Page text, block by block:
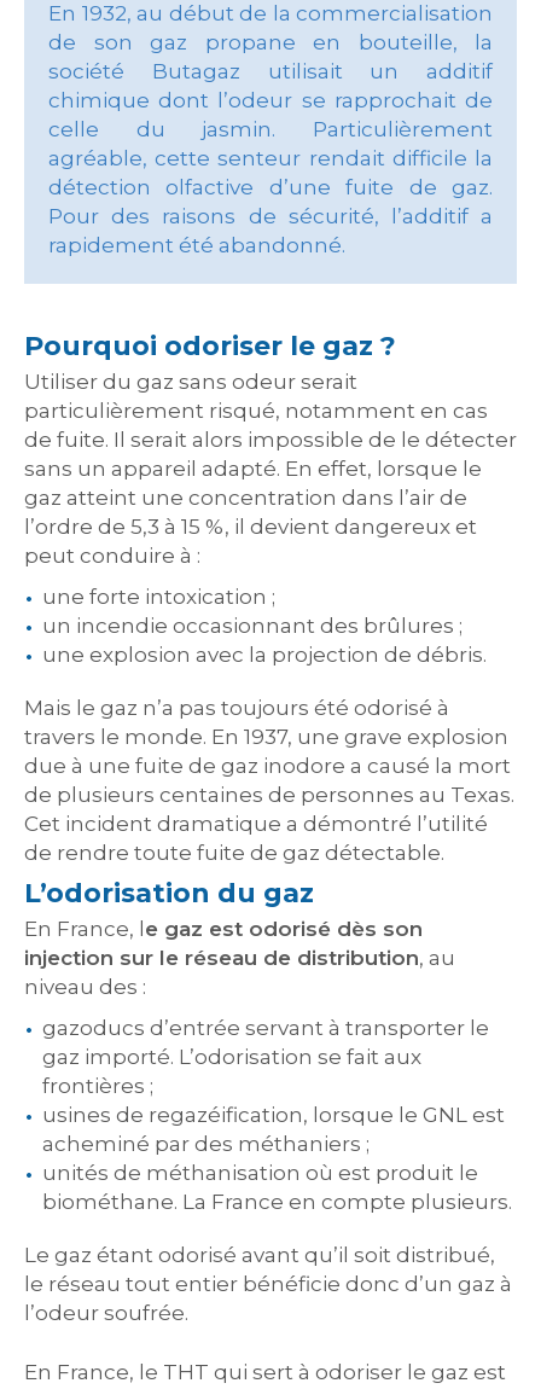
En 1932, au début de la commercialisation
de son gaz propane en bouteille, la
société Butagaz utilisait un additif
chimique dont l’odeur se rapprochait de
celle du jasmin. Particulièrement
agréable, cette senteur rendait difficile la
détection olfactive d’une fuite de gaz.
Pour des raisons de sécurité, l’additif a
rapidement été abandonné.
Pourquoi odoriser le gaz ?
Utiliser du gaz sans odeur serait
particulièrement risqué, notamment en cas
de fuite. Il serait alors impossible de le détecter
sans un appareil adapté. En effet, lorsque le
gaz atteint une concentration dans l’air de
l’ordre de 5,3 à 15 %, il devient dangereux et
peut conduire à :
une forte intoxication ;
un incendie occasionnant des brûlures ;
une explosion avec la projection de débris.
Mais le gaz n’a pas toujours été odorisé à
travers le monde. En 1937, une grave explosion
due à une fuite de gaz inodore a causé la mort
de plusieurs centaines de personnes au Texas.
Cet incident dramatique a démontré l’utilité
de rendre toute fuite de gaz détectable.
L’odorisation du gaz
En France, l e gaz est odorisé dès son
injection sur le réseau de distribution, au
niveau des :
gazoducs d’entrée servant à transporter le
gaz importé. L’odorisation se fait aux
frontières ;
usines de regazéification, lorsque le GNL est
acheminé par des méthaniers ;
unités de méthanisation où est produit le
biométhane. La France en compte plusieurs.
Le gaz étant odorisé avant qu’il soit distribué,
le réseau tout entier bénéficie donc d’un gaz à
l’odeur soufrée.
En France, le THT qui sert à odoriser le gaz est